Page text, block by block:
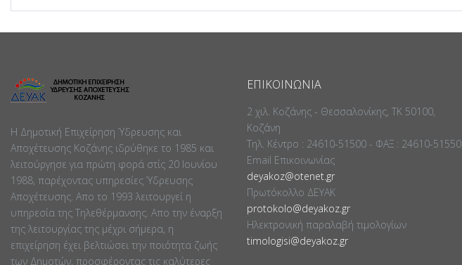
Η Δημοτική Επιχείρηση Ύδρευσης και
Αποχέτευσης Κοζάνης ιδρύθηκε το 1985 και
λειτούργησε για πρώτη φορά στίς 20 Ιουνίου
1988, παρέχοντας υπηρεσίες Ύδρευσης
Αποχέτευσης. Απο το 1993 λειτουργεί η
υπηρεσία της Τηλεθέρμανσης. Απο την έναρξη
της λειτουργίας της μέχρι σήμερα, η
επιχείρηση έχει βελτιώσει την ποιότητα ζωής
των Δημοτών, προσφέροντας τις καλύτερες
ΕΠΙΚΟΙΝΩΝΊΑ
2 χιλ. Κοζάνης - Θεσσαλονίκης, ΤΚ 50100,
Κοζάνη
Τηλ. Κέντρο : 24610-51500 - ΦΑΞ : 24610-51550
Email Επικοινωνίας
deyakoz@otenet.gr
Πρωτόκολλο ΔΕΥΑΚ
protokolo@deyakoz.gr
Ηλεκτρονική παραλαβή τιμολογίων
timologisi@deyakoz.gr